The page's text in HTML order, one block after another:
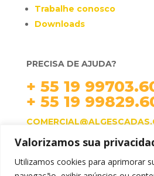
Valorizamos sua
Utilizamos cookies para aprimorar
Trabalhe conosco
Downloads
PRECISA DE AJUDA?
+ 55 19
+ 55 19
HORÁRIO DE
SEG. À QUI. 07H ÀS 17H.
SEX. 07H ÀS 16H.